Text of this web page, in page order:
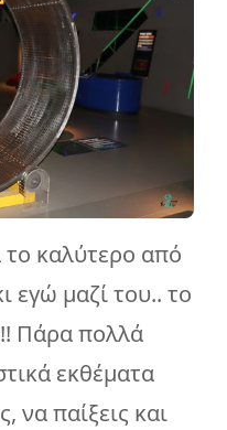
καλύτερο από
εγώ μαζί του.. το
Πάρα πολλά
εκθέματα
να παίξεις και